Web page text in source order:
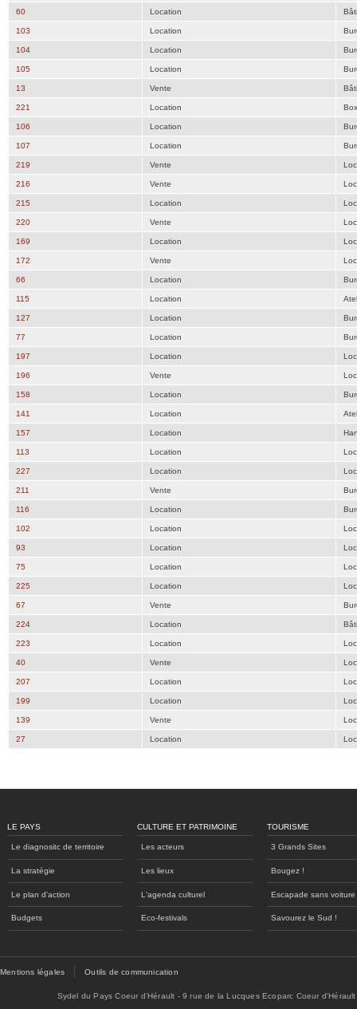
60 Location
103 Location
104 Location
105 Location
13 Vente
221 Location Box
106 Location
107 Location
219 Vente
216 Vente
215 Location
220 Vente
169 Location
172 Vente
66 Location
115 Location
127 Location
77 Location
197 Location
196 Vente
158 Location
141 Location
157 Location
113 Location
227 Location
211 Vente
116 Location
102 Location
93 Location
75 Location
225 Location
67 Vente
224 Location
223 Location
40 Vente
207 Location
199 Location
139 Vente
27 Location
LE PAYS
Le diagnositc de territoire
La stratégie
Le plan d'action
Budgets
CULTURE ET PATRIMOINE
Les acteurs
Les lieux
L'agenda culturel
Eco-festivals
TOURISME
3 Grands Sites
Bougez !
Escapade sans voiture
Savourez le Sud !
Mentions légales Outils de communication
Sydel du Pays Coeur d'Hérault - 9 rue de la Lucques Ecoparc Coeur